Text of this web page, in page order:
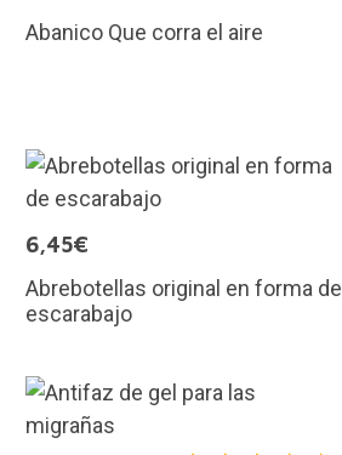
Abanico Que corra el aire
6,45€
Abrebotellas original en forma de
escarabajo